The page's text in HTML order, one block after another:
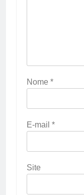
Nome *
E-mail *
Site